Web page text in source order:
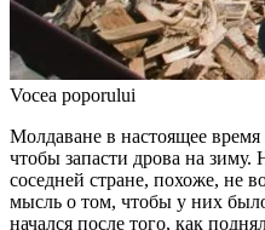
Vocea poporului
Молдаване в настоящее
чтобы запасти дрова на
соседней стране, похоже, не
мысль о том, чтобы у них
начался после того, как